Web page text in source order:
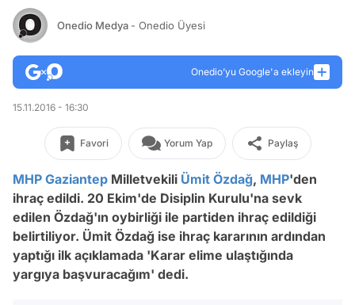
Onedio Medya - Onedio Üyesi
Onedio’yu Google'a ekleyin
15.11.2016 - 16:30
Favori Yorum Yap Paylaş
MHP Gaziantep Milletvekili Ümit Özdağ, MHP'den
ihraç edildi. 20 Ekim'de Disiplin Kurulu'na sevk
edilen Özdağ'ın oybirliği ile partiden ihraç edildiği
belirtiliyor. Ümit Özdağ ise ihraç kararının ardından
yaptığı ilk açıklamada 'Karar elime ulaştığında
yargıya başvuracağım' dedi.